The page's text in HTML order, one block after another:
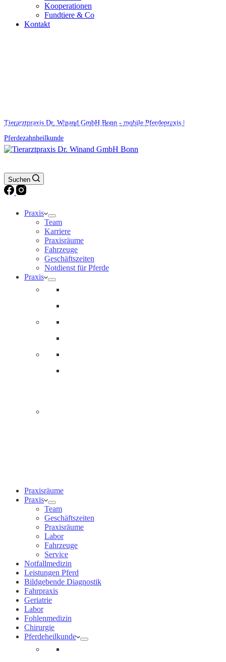
Kooperationen
Fundtiere & Co
Kontakt
Am Wochenende und an Feiertagen bitte die Bandansagen beachten.
Tierarztpraxis Dr. Winand GmbH Bonn - mobile Pferdepraxis |
Pferdezahnheilkunde
Suchen
Praxis
Team
Karriere
Praxisräume
Fahrzeuge
Geschäftszeiten
Notdienst für Pferde
Praxis
Praxisräume
Praxis
Team
Geschäftszeiten
Praxisräume
Labor
Fahrzeuge
Service
Notfallmedizin
Leistungen Pferd
Bildgebende Diagnostik
Fahrpraxis
Geriatrie
Labor
Fohlenmedizin
Chirurgie
Pferdeheilkunde